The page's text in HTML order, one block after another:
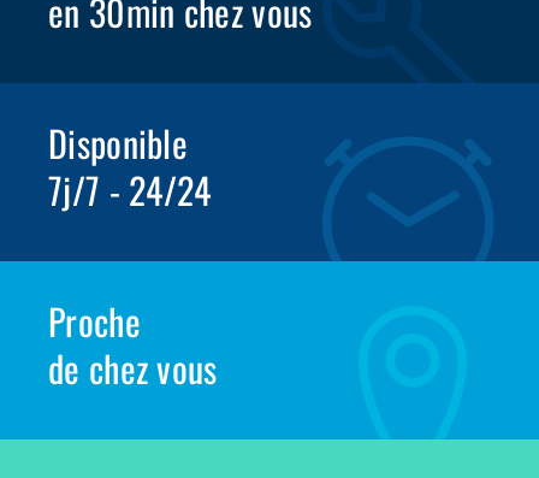
en 30min chez vous
Disponible
7j/7 - 24/24
Proche
de chez vous